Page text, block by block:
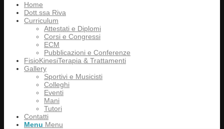
Home
Dott.ssa Riva
Curriculum
Attestati e Diplomi
Corsi e Congressi
ECM
Pubblicazioni e Conferenze
FisioKinesiTerapia & Trattamenti
Gallery
Sportivi e Musicisti
Colleghi
Eventi
Mani
Tutori
Contatti
Menu Menu